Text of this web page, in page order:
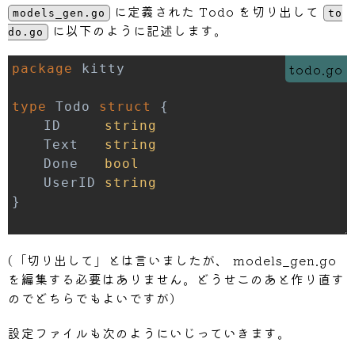
models_gen.go に定義された Todo を切り出して
to
do.go
に以下のように記述します。
todo.go
package
type Todo struct
{
	ID
string
	Text
string
	Done
bool
	UserID
string
}
(「切り出して」とは言いましたが、 models_gen.go
を編集する必要はありません。どうせこのあと作り直す
のでどちらでもよいですが)
設定ファイルも次のようにいじっていきます。